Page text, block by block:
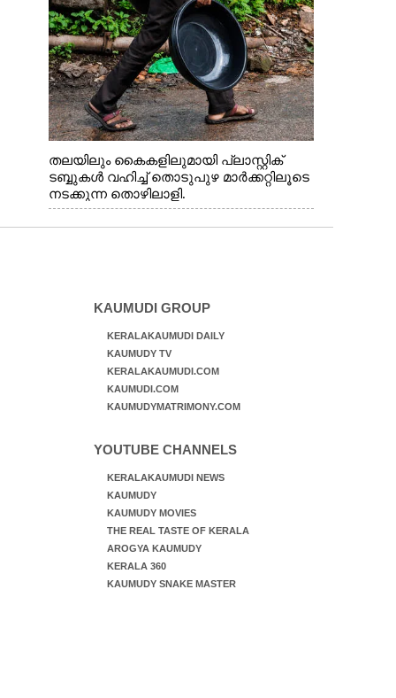
തലയിലും കൈകളിലുമായി പ്ലാസ്റ്റിക്
ടബ്ബുകൾ വഹിച്ച് തൊടുപുഴ മാർക്കറ്റിലൂടെ
നടക്കുന്ന തൊഴിലാളി.
KAUMUDI GROUP
KERALAKAUMUDI DAILY
KAUMUDY TV
KERALAKAUMUDI.COM
KAUMUDI.COM
KAUMUDYMATRIMONY.COM
YOUTUBE CHANNELS
KERALAKAUMUDI NEWS
KAUMUDY
KAUMUDY MOVIES
THE REAL TASTE OF KERALA
AROGYA KAUMUDY
KERALA 360
KAUMUDY SNAKE MASTER